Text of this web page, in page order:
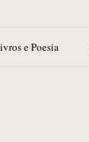
e Poesia